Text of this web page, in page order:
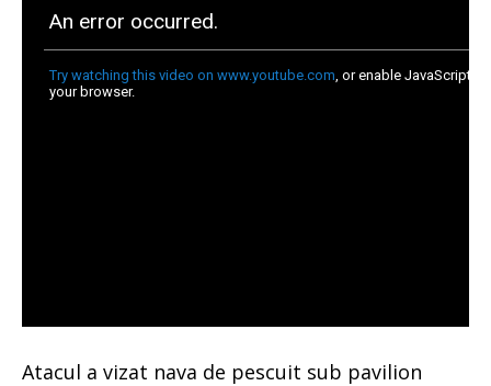
Atacul a vizat nava de pescuit sub pavilion